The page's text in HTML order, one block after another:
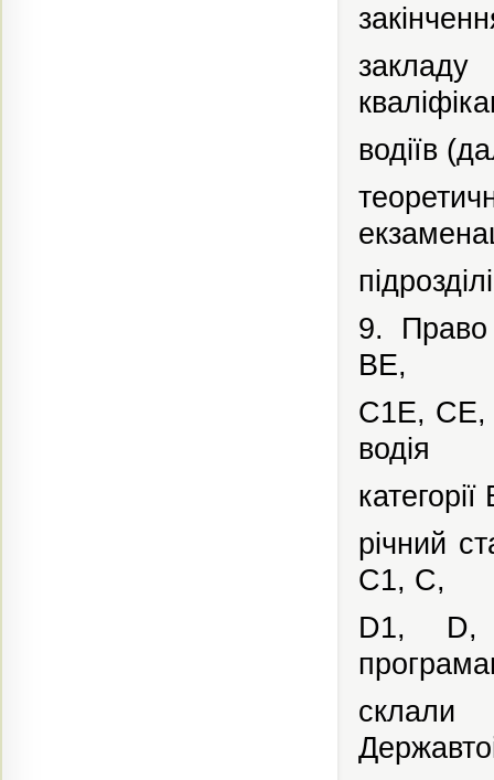
закладу
водіїв
9. Право
ВЕ,
С1Е, СЕ,
водія
категорії
річний
С1, С,
D1,
D,
склали